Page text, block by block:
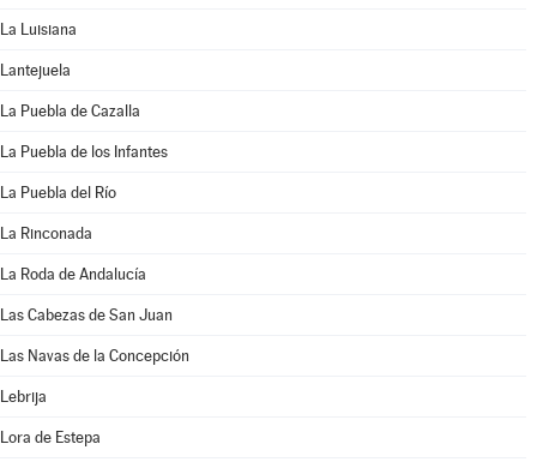
La Luisiana
Lantejuela
La Puebla de Cazalla
La Puebla de los Infantes
La Puebla del Río
La Rinconada
La Roda de Andalucía
Las Cabezas de San Juan
Las Navas de la Concepción
Lebrija
Lora de Estepa